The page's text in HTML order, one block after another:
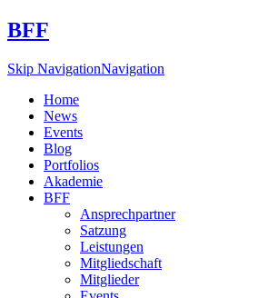
BFF
Skip NavigationNavigation
Home
News
Events
Blog
Portfolios
Akademie
BFF
Ansprechpartner
Satzung
Leistungen
Mitgliedschaft
Mitglieder